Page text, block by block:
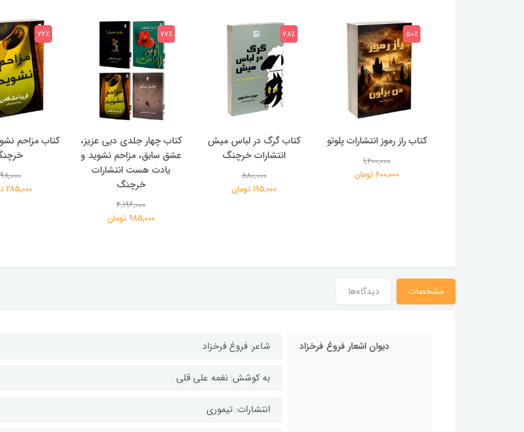
کتاب راز رموز انتشارات پلوتو
1,200,000
600,000 تومان
50٪
کتاب گرگ در لباس میش
انتشارات خرچنگ
880,000
195,000 تومان
78٪
کتاب چهار جلدی دبی عزیز،
عشق سابق، مزاحم نشوید و
یادت هست انتشارات
خرچنگ
4,196,000
985,000 تومان
77٪
کتاب مزاحم
285,000 تومان
72٪
مشخصات دیدگاه‌ها
دیوان اشعار فروغ فرخزاد شاعر: فروغ فرخزاد
به کوشش: نغمه علی قلی
انتشارات: تیموری